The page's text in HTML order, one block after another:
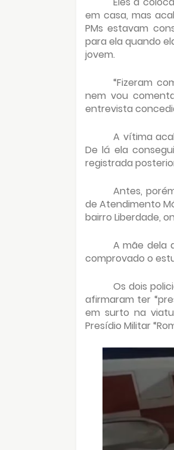
em casa, mas
PMs estavam
para ela quando
jovem.
“Fizeram
nem vou
entrevista
A vítima
De lá ela
registrada
Antes,
de Atendimento
bairro Liberdade,
A mãe dela
comprovado o
Os dois
afirmaram ter
em surto na
Presídio Militar